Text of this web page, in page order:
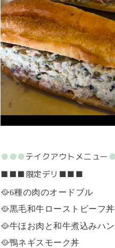
●●●テイクアウトメニュー
■■■限定デリ■■■
🥘6種の肉のオードブル
🥘黒毛和牛ローストビーフ丼
🥘牛ほお肉と和牛煮込みハ
🥘鴨ネギスモーク丼